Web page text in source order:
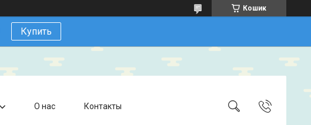
Кошик
Купить
О нас Контакты